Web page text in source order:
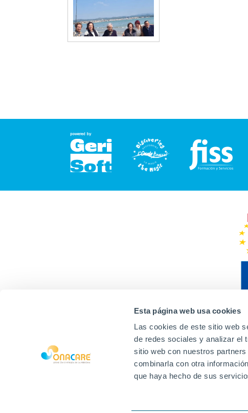
Esta página web usa cookies
Las cookies de este sitio web
de redes sociales y analizar el
sitio web con nuestros
combinarla con otra
que haya hecho de sus